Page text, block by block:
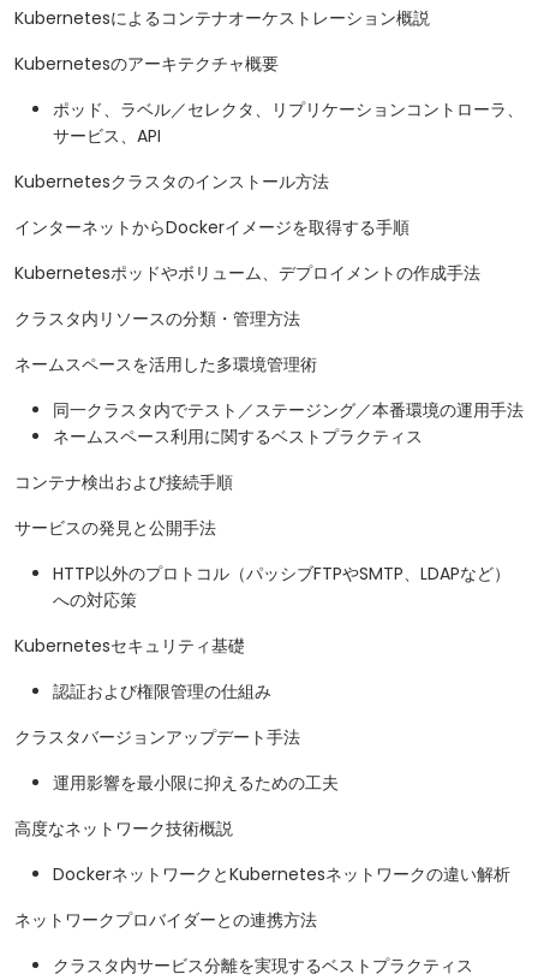
Kubernetesによるコンテナオーケストレーション概説
Kubernetesのアーキテクチャ概要
ポッド、ラベル／セレクタ、リプリケーションコントローラ、
サービス、API
Kubernetesクラスタのインストール方法
インターネットからDockerイメージを取得する手順
Kubernetesポッドやボリューム、デプロイメントの作成手法
クラスタ内リソースの分類・管理方法
ネームスペースを活用した多環境管理術
同一クラスタ内でテスト／ステージング／本番環境の運用手法
ネームスペース利用に関するベストプラクティス
コンテナ検出および接続手順
サービスの発見と公開手法
HTTP以外のプロトコル（パッシブFTPやSMTP、LDAPなど）
への対応策
Kubernetesセキュリティ基礎
認証および権限管理の仕組み
クラスタバージョンアップデート手法
運用影響を最小限に抑えるための工夫
高度なネットワーク技術概説
DockerネットワークとKubernetesネットワークの違い解析
ネットワークプロバイダーとの連携方法
クラスタ内サービス分離を実現するベストプラクティス